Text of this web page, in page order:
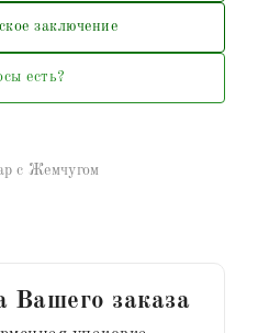
заключение
есть?
с Жемчугом
Вашего заказа